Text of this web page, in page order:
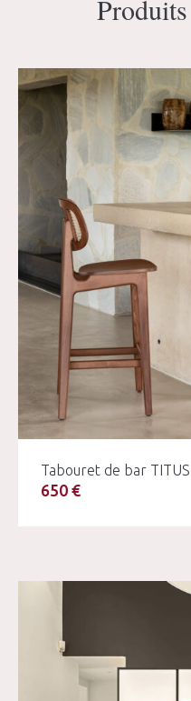
Tabouret de bar TITUS
650 €